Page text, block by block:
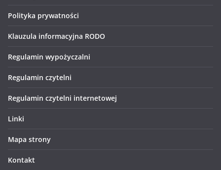
Polityka prywatności
Klauzula informacyjna RODO
Regulamin wypożyczalni
Regulamin czytelni
Regulamin czytelni internetowej
Linki
Mapa strony
Kontakt